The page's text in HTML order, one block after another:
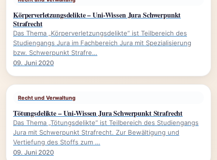
Körperverletzungsdelikte – Uni-Wissen Jura Schwerpunkt
Strafrecht
Das Thema „Körperverletzungsdelikte“ ist Teilbereich des
Studiengangs Jura im Fachbereich Jura mit Spezialisierung
bzw. Schwerpunkt Strafre…
09. Juni 2020
Recht und Verwaltung
Tötungsdelikte – Uni-Wissen Jura Schwerpunkt Strafrecht
Das Thema „Tötungsdelikte“ ist Teilbereich des Studiengangs
Jura mit Schwerpunkt Strafrecht. Zur Bewältigung und
Vertiefung des Stoffs zum …
09. Juni 2020